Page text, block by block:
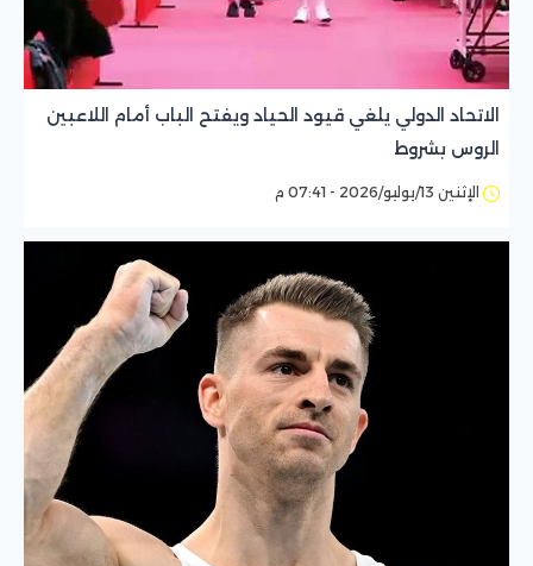
الاتحاد الدولي يلغي قيود الحياد ويفتح الباب أمام اللاعبين
الروس بشروط
الإثنين 13/يوليو/2026 - 07:41 م